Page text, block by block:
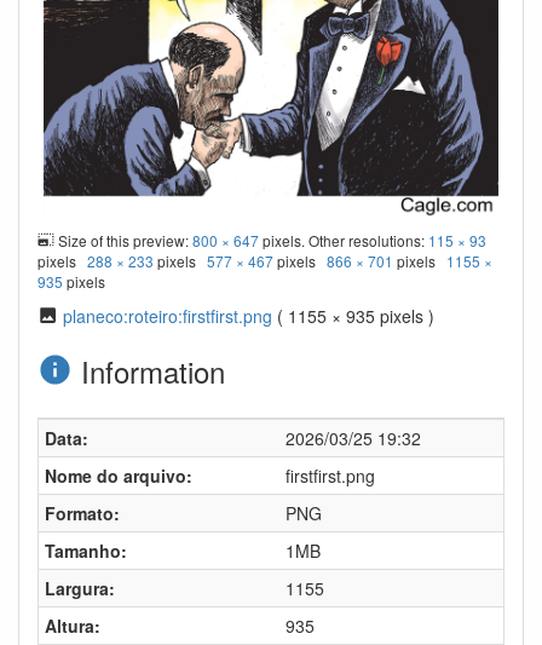
Size of this preview:800 × 647pixels. Other resolutions: 115 × 93
pixels 288 × 233 pixels 577 × 467pixels 866 × 701 pixels 1155 ×
935 pixels
planeco:roteiro:firstfirst.png ( 1155 × 935 pixels )
Information
Data:
2026/03/25 19:32
Nome do arquivo:
firstfirst.png
Formato:
PNG
Tamanho:
1MB
Largura:
1155
Altura:
935